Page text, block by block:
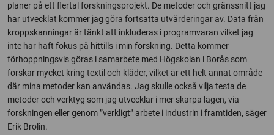
planer på ett flertal forskningsprojekt. De metoder och gränssnitt jag
har utvecklat kommer jag göra fortsatta utvärderingar av. Data från
kroppskanningar är tänkt att inkluderas i programvaran vilket jag
inte har haft fokus på hittills i min forskning. Detta kommer
förhoppningsvis göras i samarbete med Högskolan i Borås som
forskar mycket kring textil och kläder, vilket är ett helt annat område
där mina metoder kan användas. Jag skulle också vilja testa de
metoder och verktyg som jag utvecklar i mer skarpa lägen, via
forskningen eller genom ”verkligt” arbete i industrin i framtiden, säger
Erik Brolin.